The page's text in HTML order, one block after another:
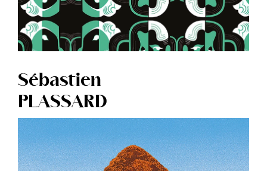
Sébastien
PLASSARD